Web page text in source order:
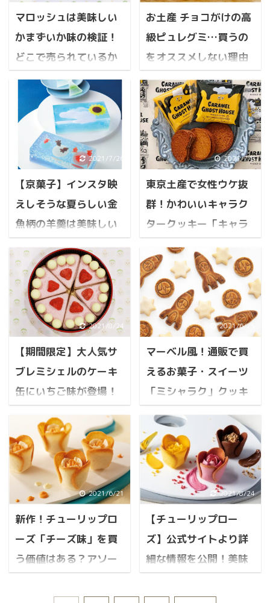
報 目次 「超ひもQグミ」
懐かしいあの駄菓子が終
売してしまった ひもQに
超似ている！「グミの
わ」というグミについて
「ひもQ」と「グミの
わ」をそれぞれ比較！公
式より詳しい情報！入
数・成分・サイズ・味
は？ 「グミのわ」の次に
ひもQに似ているグミも
合わせて簡単にご紹介！
懐かしいあの駄菓子が終
売してしまった 明治が販
売元の、 グミがひもの様
に長く、1本で126cmも
ある 特徴 ...
目次 お土産グランプリ受
賞1位のお取り寄せもで
きるフィナンシェ「バタ
ーバトラー」 フィナンシ
ェ「バターバトラー」の
大きさや成分、カロリー
や賞味期限などなど詳細
「バターバトラー」フィ
ナンシェを実食！甘すぎ
る等の口コミレビューは
本当か？ 安く買いたい！
商品の入数や組み合わせ
フィナンシェ まとめ お
土産グランプリ受賞1位
のお取り寄せもできるフ
ィナンシェ「バターバト
ラー」 株式 ...
マロッシュは美味しい
かまずいか味の検証！
どこで売られているか
やカロリーなど詳細情
報も！
その他のオススメ・関連
記事 マロッシュは美味し
いかまずいか味の検証！
どこで売られているかや
も！ 目次 カンロ販売の
新食感グミ「マロッシ
ュ」がこれまでにない味
と食感らしい！ 「マロッ
シュ」はどこで売られて
いるの？取り扱い店舗 マ
ロッシュのカロリーは？
何個入なのかやサイズな
ど公式よりも詳細な情報
マロッシュは美味しい
の？まずいの？似ている
味やグミがあるか？ まと
ミ「マロッシュ」がこれ
までにない食感らしい！
2021年6月8日に新発売
してから 「フィットチー
ネグミ」 ...
お土産 チョコがけの高
級ピュレグミ…買うの
をオススメしない理由
「ピュレショコラティ
エ」の詳細や感想
その他のオススメ・関連
記事 【カンロ】お土産グ
ミ チョコがけ高級ピュレ
グミ…買うのをオススメ
コラティエ」の詳細や感
想 目次 カンロでお馴染
みのピュレグミの種類に
はチョコがけの超高級な
お土産用がある 高級なチ
ョコがけのピュレグミは
どこで買える？通販は？
でも買うのはちょっと待
って！理由の詳しい説明
や味のレビュー お土産用
の高級チョコがけピュレ
グミは実はもっと安く多
まとめ ※目次からリンク
が飛べるので、好きな項
目までスキップしてくだ
さい。 カンロでお馴染み
のピュレグ ...
2021/7/26
【京菓子】インスタ映
えしそうな夏らしい金
魚柄の羊羹は美味しい
のかまずいのか実食＋
詳細レビュー
インスタ映えしそうな金
魚の羊羹！「俵屋吉富」
が販売している夏らしい
羊羹は美味しいのか？ま
でインスタ映えする爽や
かで夏らしい金魚柄の羊
羹「水灯り」販売元：俵
屋吉富 夏らしい京菓子・
金魚柄の羊羹の詳しい情
報(サイズ・断面写真・味
など) どんな人が買うの
にオススメなのかと買え
る場所 まとめ ※目次か
らリンクが飛べるので、
好きな項目までスキップ
してください。 金魚柄で
で夏らしい金魚柄の羊羹
「水灯り」販売元は？ 京
都にある老舗の京菓子屋
2021/7/8
東京土産で女性ウケ抜
群！かわいいキャラク
タークッキー「キャラ
メルゴーストハウス」
公式サイトよりも詳細
な情報＋美味しい？ま
ずい？
東京土産で女子ウケ抜
群！かわいいキャラクタ
ーのクッキー「キャラメ
ルゴーストハウス」公式
＋美味しい？まずい？ 目
ージが可愛すぎる！キャ
ラメルゴーストハウス キ
ャラメルゴーストハウス
はどんな商品の種類があ
るの？買える場所は？店
舗や通販など 公式よりも
詳細な情報と実食レビュ
ー：キャラメルクッキー
のメリット・デメリッ
ト、美味しい？まずい？
まとめ ※目次からリンク
目までスキップしてくだ
2021/8/24
【期間限定】大人気サ
ブレミシェルのケーキ
缶にいちご味が登場！
通常版との比較や詳細
情報！販売期間も。
サブレミシェル・ケーキ
サブレ缶にいちご味が期
間限定で登場！詳細レビ
ュー・販売期間について
何？期間限定のいちご味
って？どこで買えるの？
サブレミシェルのケーキ
サブレ缶の詳細情報(サイ
め ※目次からリンクが飛
2021/6/25
マーベル風！通販で買
えるお菓子・スイーツ
「ミシャラク」クッキ
ーがオシャレでセンス
ある！
マーベル風！通販で買え
るお菓子・スイーツ「ミ
シャラク」クッキーがオ
シャレでセンスある！ 目
気分を味わえる！センス
のあるお菓子・スイーツ
がある！ミシャラクのご
紹介 マーベルみたいなミ
ックアップ！詳細な情報
2021/6/21
新作！チューリップロ
ーズ「チーズ味」を買
う価値はある？アソー
2021/8/24
【チューリップロー
ズ】公式サイトより詳
細な情報を公開！美味
ビュー